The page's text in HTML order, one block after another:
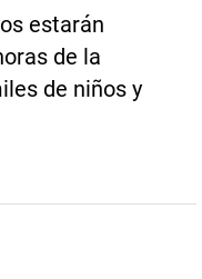
estarán
de la
de niños y